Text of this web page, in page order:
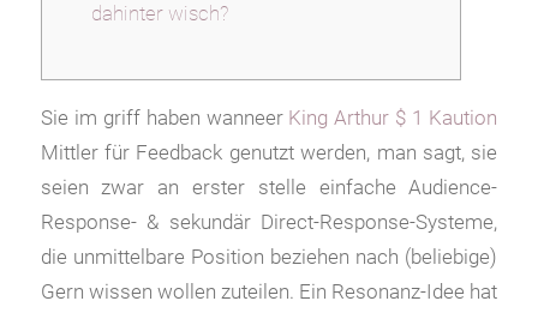
dahinter wisch?
Sie im griff haben wanneer King Arthur $ 1 Kaution
Mittler für Feedback genutzt werden, man sagt, sie
seien zwar an erster stelle einfache Audience-
Response- & sekundär Direct-Response-Systeme,
die unmittelbare Position beziehen nach (beliebige)
Gern wissen wollen zuteilen. Ein Resonanz-Idee hat